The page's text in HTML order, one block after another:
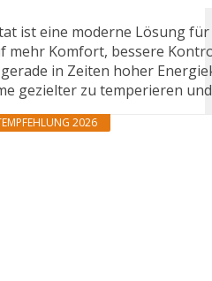
ist eine moderne Lösung
mehr Komfort, bessere
in Zeiten hoher
gezielter zu temperieren
2026